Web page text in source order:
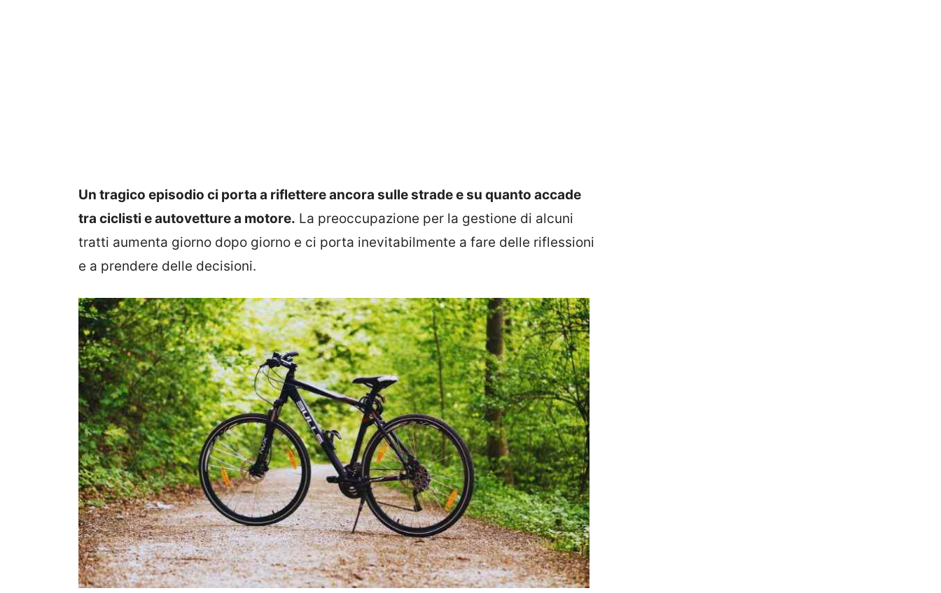
Un tragico episodio ci porta a riflettere ancora sulle strade e su quanto accade
tra ciclisti e autovetture a motore. La preoccupazione per la gestione di alcuni
tratti aumenta giorno dopo giorno e ci porta inevitabilmente a fare delle riflessioni
e a prendere delle decisioni.